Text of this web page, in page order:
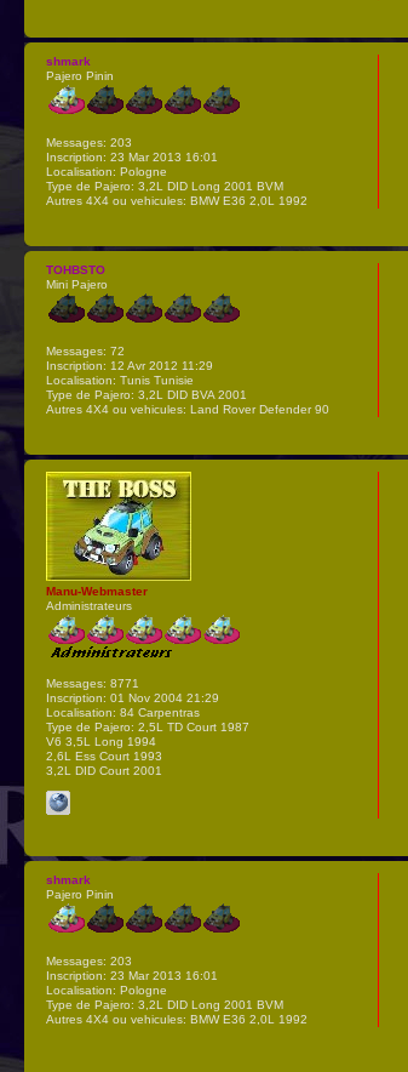
shmark
Pajero Pinin
Messages: 203
Inscription: 23 Mar 2013 16:01
Localisation: Pologne
Type de Pajero: 3,2L DID Long 2001 BVM
Autres 4X4 ou vehicules: BMW E36 2,0L 1992
TOHBSTO
Mini Pajero
Messages: 72
Inscription: 12 Avr 2012 11:29
Localisation: Tunis Tunisie
Type de Pajero: 3,2L DID BVA 2001
Autres 4X4 ou vehicules: Land Rover Defender 90
Manu-Webmaster
Administrateurs
Messages: 8771
Inscription: 01 Nov 2004 21:29
Localisation: 84 Carpentras
Type de Pajero: 2,5L TD Court 1987
V6 3,5L Long 1994
2,6L Ess Court 1993
3,2L DID Court 2001
shmark
Pajero Pinin
Messages: 203
Inscription: 23 Mar 2013 16:01
Localisation: Pologne
Type de Pajero: 3,2L DID Long 2001 BVM
Autres 4X4 ou vehicules: BMW E36 2,0L 1992